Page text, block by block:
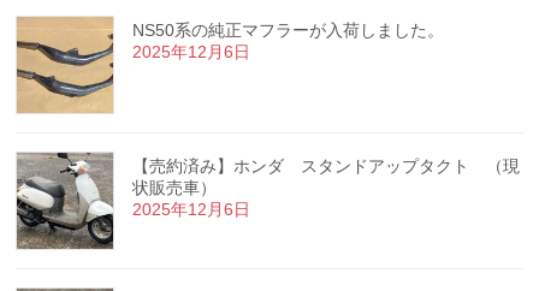
NS50系の純正マフラーが入荷しました。
2025年12月6日
【売約済み】ホンダ スタンドアップタクト （現
状販売車）
2025年12月6日